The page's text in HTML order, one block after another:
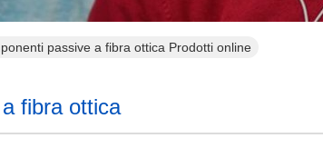
passive a fibra ottica Prodotti online
fibra ottica